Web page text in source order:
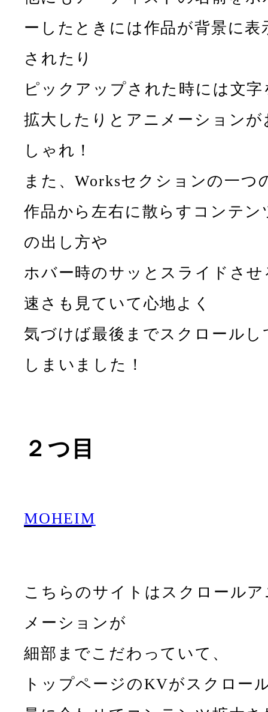
ーしたときには作品が背景に表
されたり
ピックアップされた時には文字
拡大したりとアニメーションが
しゃれ！
また、Worksセクションの一つ
作品から左右に散らすコンテン
の出し方や
ホバー時のサッとスライドさせ
速さも見ていて心地よく
気づけば最後までスクロールし
しまいました！
２つ目
MOHEIM
こちらのサイトはスクロールア
メーションが
細部までこだわっていて、
トップページのKVがスクロー